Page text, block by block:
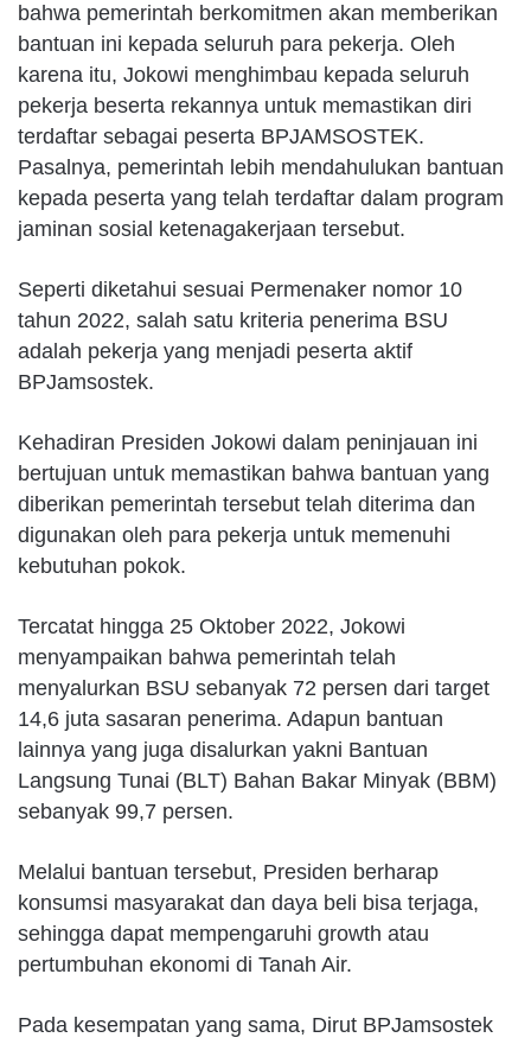
bahwa pemerintah berkomitmen akan memberikan
bantuan ini kepada seluruh para pekerja. Oleh
karena itu, Jokowi menghimbau kepada seluruh
pekerja beserta rekannya untuk memastikan diri
terdaftar sebagai peserta BPJAMSOSTEK.
Pasalnya, pemerintah lebih mendahulukan bantuan
kepada peserta yang telah terdaftar dalam program
jaminan sosial ketenagakerjaan tersebut.
Seperti diketahui sesuai Permenaker nomor 10
tahun 2022, salah satu kriteria penerima BSU
adalah pekerja yang menjadi peserta aktif
BPJamsostek.
Kehadiran Presiden Jokowi dalam peninjauan ini
bertujuan untuk memastikan bahwa bantuan yang
diberikan pemerintah tersebut telah diterima dan
digunakan oleh para pekerja untuk memenuhi
kebutuhan pokok.
Tercatat hingga 25 Oktober 2022, Jokowi
menyampaikan bahwa pemerintah telah
menyalurkan BSU sebanyak 72 persen dari target
14,6 juta sasaran penerima. Adapun bantuan
lainnya yang juga disalurkan yakni Bantuan
Langsung Tunai (BLT) Bahan Bakar Minyak (BBM)
sebanyak 99,7 persen.
Melalui bantuan tersebut, Presiden berharap
konsumsi masyarakat dan daya beli bisa terjaga,
sehingga dapat mempengaruhi growth atau
pertumbuhan ekonomi di Tanah Air.
Pada kesempatan yang sama, Dirut BPJamsostek